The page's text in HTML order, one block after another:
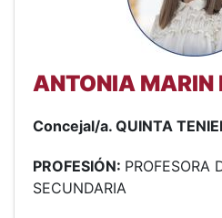
ANTONIA MARIN
Concejal/a. QUINTA
PROFESIÓN: PROFESORA
SECUNDARIA